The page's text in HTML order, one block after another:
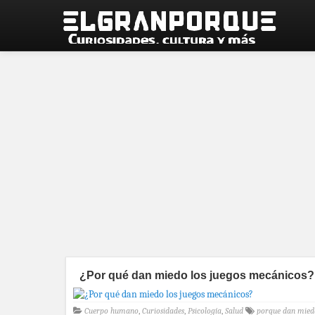
¿Por qué dan miedo los juegos mecánicos?
Cuerpo humano, Curiosidades, Psicología, Salud porque dan